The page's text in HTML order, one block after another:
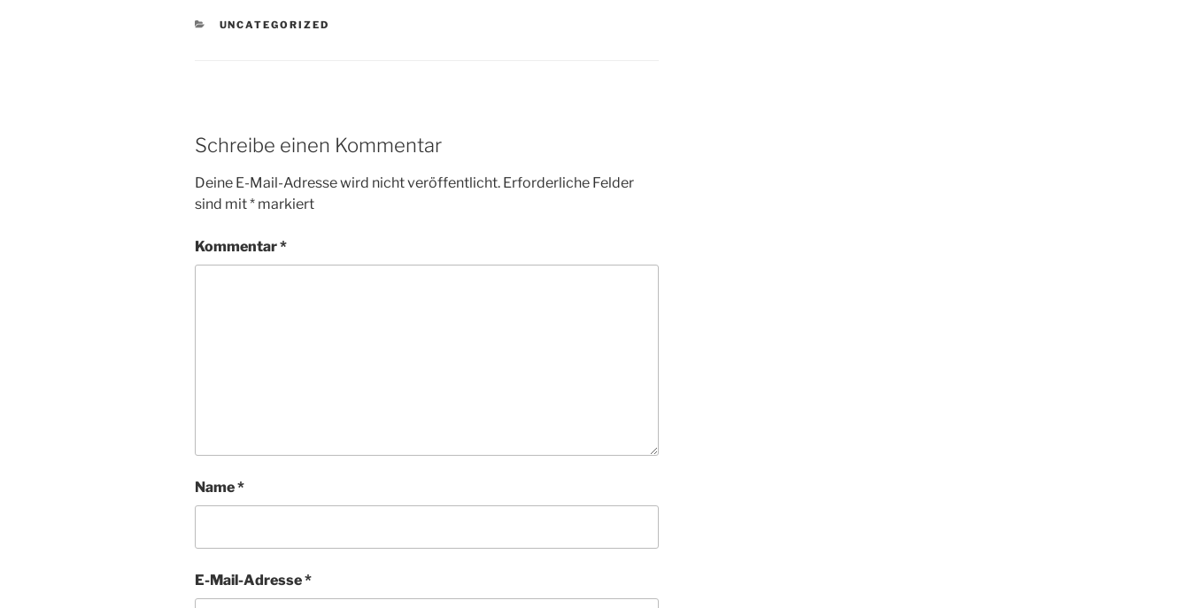
KATEGORIEN
UNCATEGORIZED
Schreibe einen Kommentar
Deine E-Mail-Adresse wird nicht veröffentlicht. Erforderliche Felder
sind mit* markiert
Kommentar*
Name*
E-Mail-Adresse*